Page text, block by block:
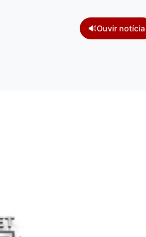
🔊Ouvir notícia